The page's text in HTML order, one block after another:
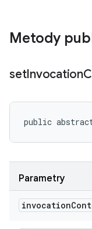
Metody
setInvocation
public
Parametry
invocation